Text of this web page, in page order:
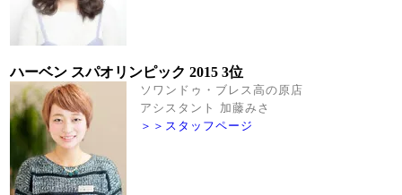
ハーベン スパオリンピック 2015 3位
ソワンドゥ・ブレス高の原店
アシスタント 加藤みさ
＞＞スタッフページ